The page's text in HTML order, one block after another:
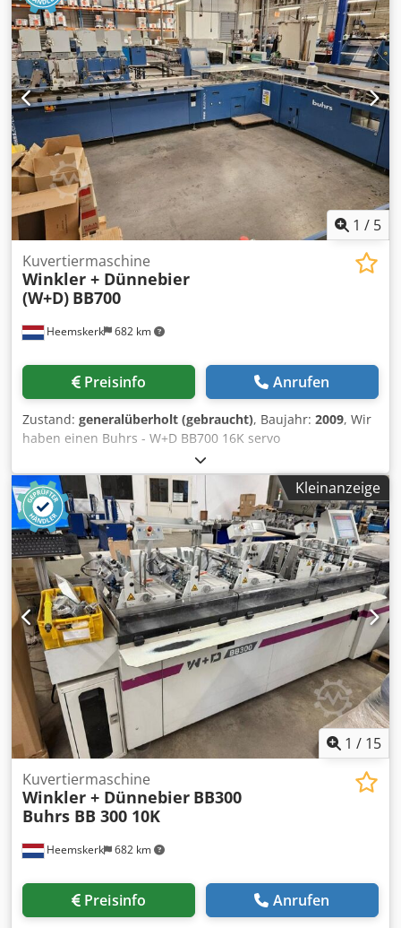
System: Buhrs Maschine type: Buhrs 1500 folien
verpackungssystem (max.13.000 c/h) Baujahr: 2001
KONFIGURATION 1 Buhrs 1500 haupt anleger, type schiebe
anleger 1 Buhrs 1500 master basis station 4 Buhrs 1500
rotary anleger 1 Buhrs 1500 module fuer folienverpackung
Ablageband Mann kan diese maschine noch komplett
produktions fahig angocken.
1 / 5
Heemskerk 682 km
Kuvertiermaschine
Winkler + Dünnebier
(W+D) BB700
Preisinfo Anrufen
Zustand: generalüberholt (gebraucht), Baujahr: 2009, Wir
haben einen Buhrs - W+D BB700 16K servo
kuvertiermaschine verfuegbar. Maschine ist in guten
zustand und ist ausgestattet mit mit BSC 3.0 software. BSC
3.0 ein der letzte software platform von hersteller W+D.
Maschine ist fast fertig nach komplette wartung bei uns
und ist bald fertig fuer ein vorfuhrung! Andere Anlegern
und kamera's optional moeglich! Baujahr: 2009
Konfiguration: - 8 stationen basis - 5x RF2 rotary anleger -
1x vakuum friktion anleger - Aussteurfach - Autoloader
Umschlagstation - Wendeband mit ausrichttisch -
Ablageband Optional: - Andere Anlegern Dedpfev Ebx Hex
Abfjkr Umschlag formaten: - min. 105 × 162 mm C6/DL -
max. 250 × 353 mm B4 Produkt formaten: - min. 80 × 105
mm A6 - max. 229 × 324 mm C4 Product dicke: - 3 mm fuer
rotary anleger - 15 mm fuer vacuum/friktion anleger - 80
gsm 16,000 cycles per hour
Kleinanzeige
1 / 15
Heemskerk 682 km
Kuvertiermaschine
Winkler + Dünnebier BB300
Buhrs BB 300 10K
Preisinfo Anrufen